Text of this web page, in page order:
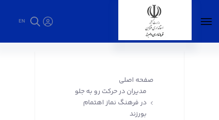
EN
صفحه اصلی
مدیران در حرکت رو به جلو
در فرهنگ نماز اهتمام
بورزند